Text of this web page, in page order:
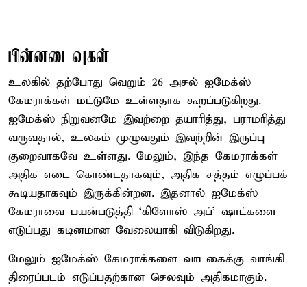
பின்னடைவுகள்
உலகில் தற்போது வெறும் 26 அசல் ஐமேக்ஸ்
கேமராக்கள் மட்டுமே உள்ளதாக கூறப்படுகிறது.
ஐமேக்ஸ் நிறுவனமே இவற்றை தயாரித்து, பராமரித்து
வருவதால், உலகம் முழுவதும் இவற்றின் இருப்பு
குறைவாகவே உள்ளது. மேலும், இந்த கேமராக்கள்
அதிக எடை கொண்டதாகவும், அதிக சத்தம் எழுப்பக்
கூடியதாகவும் இருக்கின்றன. இதனால் ஐமேக்ஸ்
கேமராவை பயன்படுத்தி ‘கிளோஸ் அப்’ ஷாட்களை
எடுப்பது கடினமான வேலையாகி விடுகிறது.
மேலும் ஐமேக்ஸ் கேமராக்களை வாடகைக்கு வாங்கி
திரைப்படம் எடுப்பதற்கான செலவும் அதிகமாகும்.